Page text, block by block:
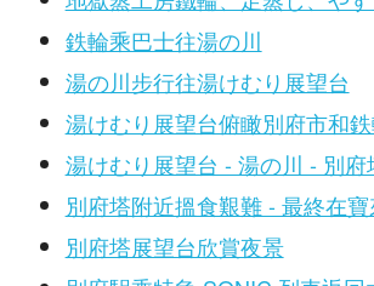
鉄輪乘巴士往湯の川
湯の川步行往湯けむり展望台
湯けむり展望台俯瞰別府市和
湯けむり展望台 - 湯の川 - 別府
別府塔附近搵食艱難 - 最終在
別府塔展望台欣賞夜景